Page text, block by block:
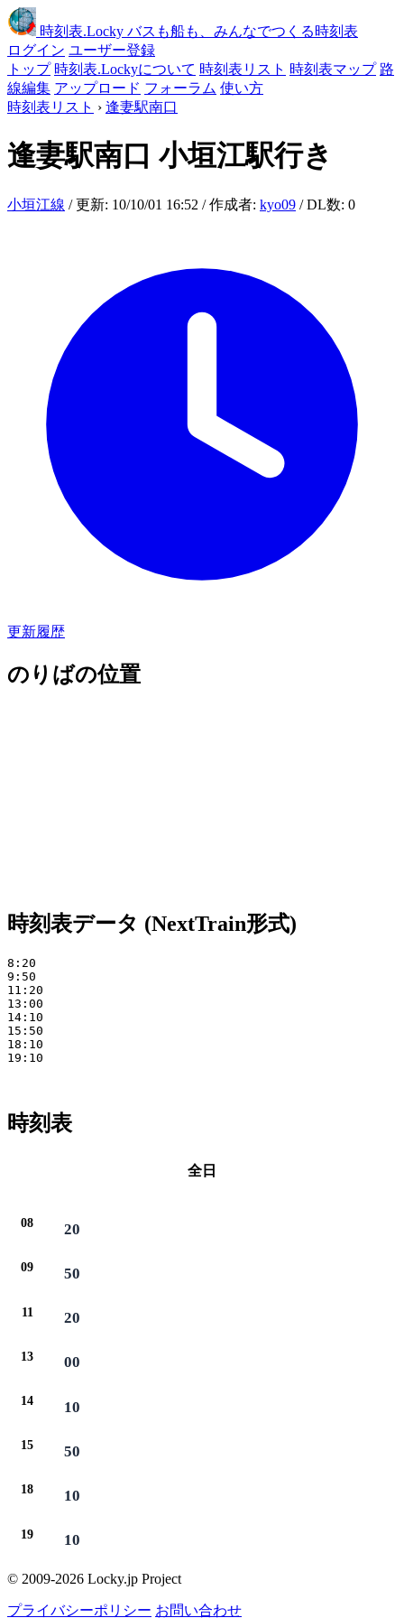
時刻表.Locky バスも船も、みんなでつくる時刻表
ログイン ユーザー登録
トップ 時刻表.Lockyについて 時刻表リスト 時刻表マップ 路
線編集 アップロード フォーラム 使い方
時刻表リスト › 逢妻駅南口
逢妻駅南口 小垣江駅行き
小垣江線 / 更新: 10/10/01 16:52 / 作成者: kyo09 / DL数: 0
更新履歴
のりばの位置
時刻表データ (NextTrain形式)
8:20
9:50
11:20
13:00
14:10
15:50
18:10
19:10
時刻表
全日
08 20
09 50
11 20
13 00
14 10
15 50
18 10
19 10
© 2009-2026 Locky.jp Project
プライバシーポリシー お問い合わせ